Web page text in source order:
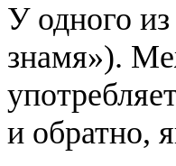
У одного
знамя»).
и обратно,